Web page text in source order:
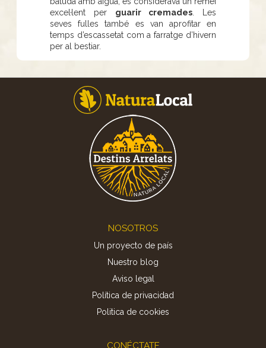
excel·lent per guarir cremades . Les
seves fulles també es van aprofitar en
temps d’escassetat com a farratge d’hivern
per al bestiar.
NOSOTROS
Un proyecto de país
Nuestro blog
Aviso legal
Política de privacidad
Politica de cookies
CONÉCTATE